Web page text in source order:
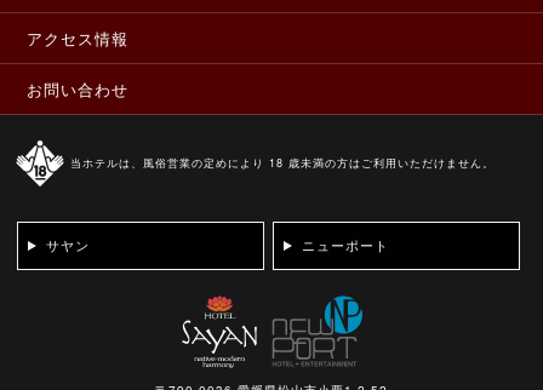
アクセス情報
お問い合わせ
当ホテルは、風俗営業の定めにより 18 歳未満の方はご利用いただけません。
サヤン ニューポート